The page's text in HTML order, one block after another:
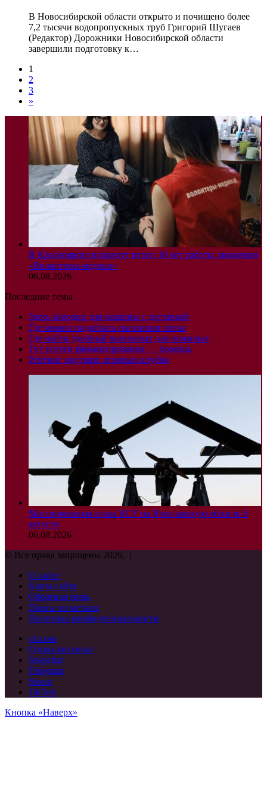
В Новосибирской области открыто и почищено более
7,2 тысячи водопропускных труб Григорий Шугаев
(Редактор) Дорожники Новосибирской области
завершили подготовку к…
1
2
3
»
В Красноярске подведут итоги 10 лет работы движения
«Волонтеры-медики»
06.08.2026
Последние темы
Здесь колодки для машины с доставкой
Где можно подобрать пансионат легко
Где найти удобный пансионат для пожилых
Тут услуги финансирования — помощь
Рейтинг ведущих игровых клубов
Массированная атака ВСУ на Ярославскую область 6
августа
06.08.2026
© Все права защищены 2026, |
О сайте
Карта сайта
Обратная связь
Поиск по меткам
Политика конфиденциальности
vk.com
Одноклассники
Snapchat
Telegram
Steam
TikTok
Кнопка «Наверх»